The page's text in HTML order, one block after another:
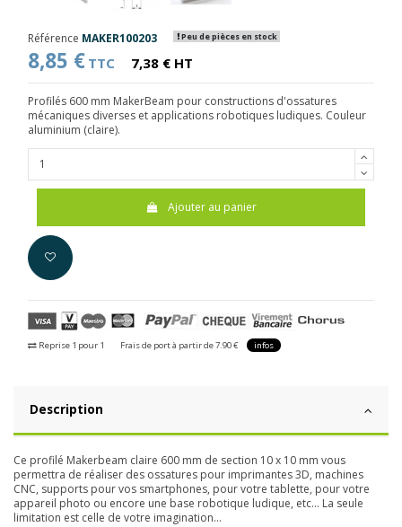
Référence MAKER100203 Peu de pièces en stock
8,85 € TTC 7,38 € HT
Profilés 600 mm MakerBeam pour constructions d'ossatures
mécaniques diverses et applications robotiques ludiques. Couleur
aluminium (claire).
Ajouter au panier
Reprise 1 pour 1 Frais de port à partir de 7.90 € infos
Description
Ce profilé Makerbeam claire 600 mm de section 10 x 10 mm vous
permettra de réaliser des ossatures pour imprimantes 3D, machines
CNC, supports pour vos smartphones, pour votre tablette, pour votre
appareil photo ou encore une base robotique ludique, etc... La seule
limitation est celle de votre imagination...